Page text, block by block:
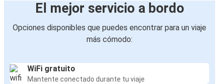
El mejor servicio a bordo
Opciones disponibles que puedes encontrar para un viaje
más cómodo:
WiFi gratuito
Mantente conectado durante tu viaje